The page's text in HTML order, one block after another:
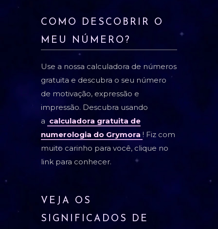
COMO DESCOBRIR O
MEU NÚMERO?
Use a nossa calculadora de números
gratuita e descubra o seu número
de motivação, expressão e
impressão. Descubra usando
a calculadora gratuita de
numerologia do Grymora ! Fiz com
muito carinho para você, clique no
link para conhecer.
VEJA OS
SIGNIFICADOS DE